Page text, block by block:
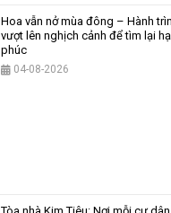
Hoa vẫn nở mùa đông – Hành
vượt lên nghịch cảnh để tìm lại
phúc
04-08-2026